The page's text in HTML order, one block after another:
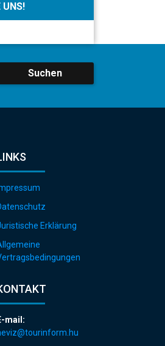
UNS!
Suchen
Erklärung
mail: